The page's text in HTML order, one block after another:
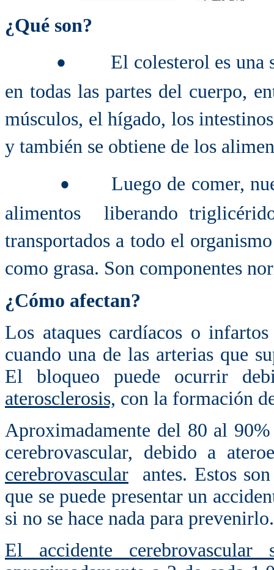
¿Qué son?
•
El colesterol es una
en todas las partes del cuerpo,
músculos, el hígado, los
y también se obtiene de los
•
Luego de comer,
alimentos liberando
transportados a todo el
como grasa. Son componentes
¿Cómo afectan?
Los ataques cardíacos o
cuando una de las arterias que
El bloqueo puede ocurrir
aterosclerosis, con la formación
Aproximadamente del 80 al
cerebrovascular, debido a
cerebrovascular antes. Estos
que se puede presentar un
si no se hace nada para prevenirlo.
El accidente cerebrovascular